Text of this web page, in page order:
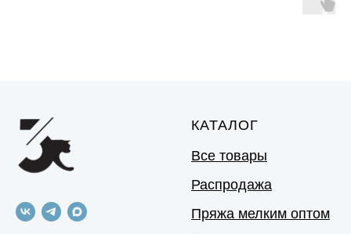
КАТАЛОГ
Все товары
Распродажа
Пряжа мелким оптом